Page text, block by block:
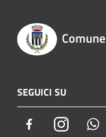
SEGUICI SU
FacebookInstagram